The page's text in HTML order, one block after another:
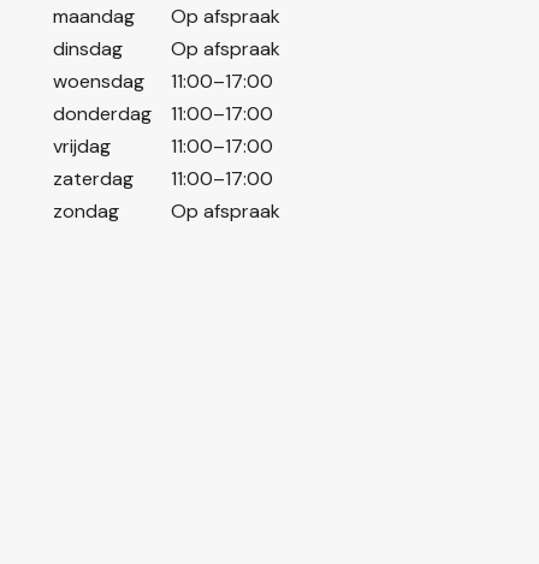
maandag
Op afspraak
dinsdag
Op afspraak
woensdag
11:00–17:00
donderdag
11:00–17:00
vrijdag
11:00–17:00
zaterdag
11:00–17:00
zondag
Op afspraak